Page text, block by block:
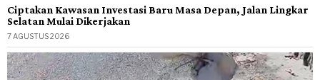
Ciptakan Kawasan Investasi Baru Masa Depan, Jalan Lingkar
Selatan Mulai Dikerjakan
7 AGUSTUS 2026